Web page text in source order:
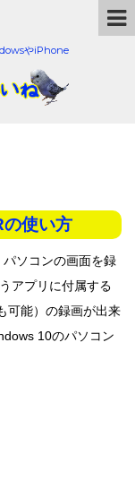
やiPhone
使い方
ソコンの画面を録
アプリに付属する
可能）の録画が出来
10のパソコン